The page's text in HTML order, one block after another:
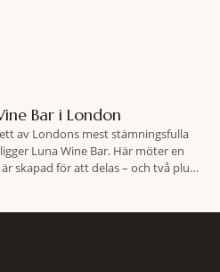
Bar i London
av Londons mest stämningsfulla
Luna Wine Bar. Här möter en
skapad för att delas – och två plus